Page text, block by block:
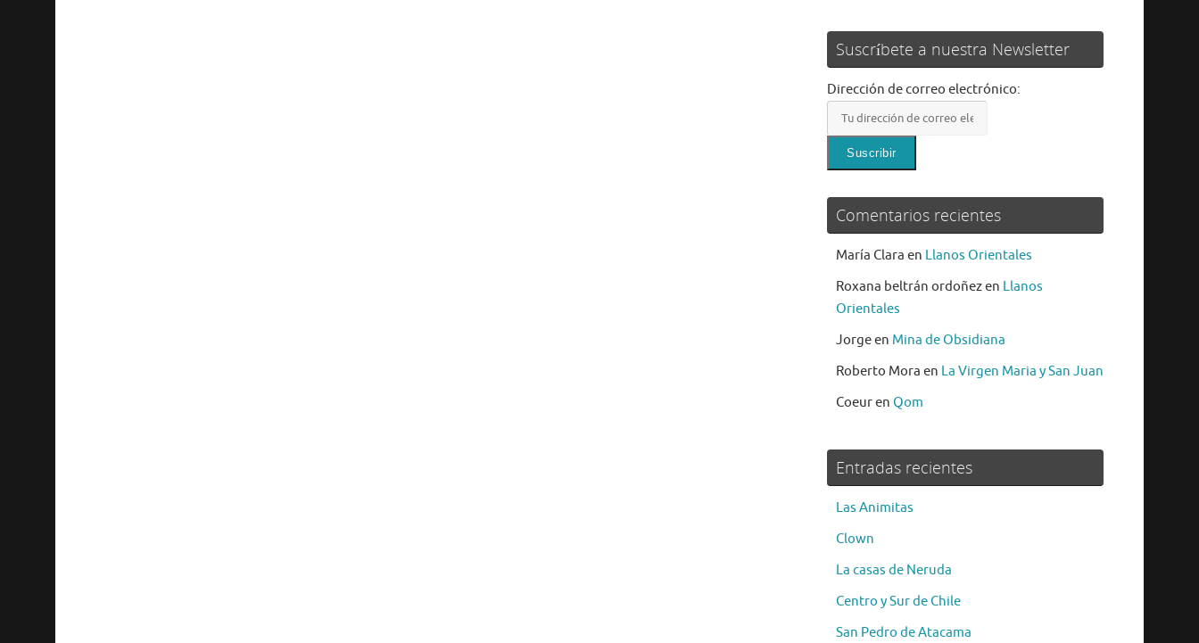
Suscríbete a nuestra Newsletter
Dirección de correo electrónico:
Comentarios recientes
María Clara en Llanos Orientales
Roxana beltrán ordoñezen Llanos
Orientales
Jorgeen Mina de Obsidiana
Roberto Mora en La Virgen Maria y San Juan
Coeuren Qom
Entradas recientes
Las Animitas
Clown
La casas de Neruda
Centro y Sur de Chile
San Pedro de Atacama